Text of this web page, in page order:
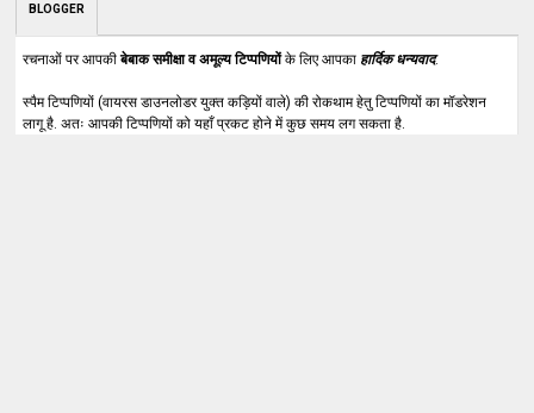
BLOGGER
रचनाओं पर आपकीबेबाक समीक्षा व अमूल्य टिप्पणियोंके लिए आपका हार्दिक धन्यवाद.
स्पैम टिप्पणियों (वायरस डाउनलोडर युक्त कड़ियों वाले) की रोकथाम हेतु टिप्पणियों का मॉडरेशन
लागू है. अतः आपकी टिप्पणियों को यहाँ प्रकट होने में कुछ समय लग सकता है.